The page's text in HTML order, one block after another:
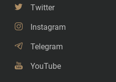
Twitter
Instagram
Telegram
YouTube